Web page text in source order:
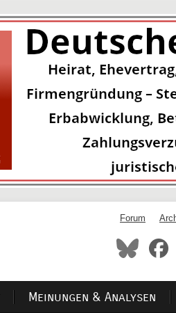
Forum
Meinungen & Analysen